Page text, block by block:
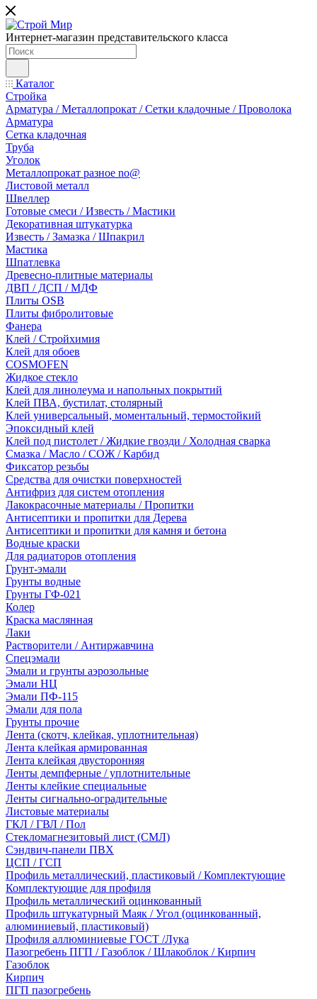
Интернет-магазин представительского класса
Каталог
Стройка
Арматура / Металлопрокат / Сетки кладочные / Проволока
Арматура
Сетка кладочная
Труба
Уголок
Металлопрокат разное no@
Листовой металл
Швеллер
Готовые смеси / Известь / Мастики
Декоративная штукатурка
Известь / Замазка / Шпакрил
Мастика
Шпатлевка
Древесно-плитные материалы
ДВП / ДСП / МДФ
Плиты OSB
Плиты фибролитовые
Фанера
Клей / Стройхимия
Клей для обоев
COSMOFEN
Жидкое стекло
Клей для линолеума и напольных покрытий
Клей ПВА, бустилат, столярный
Клей универсальный, моментальный, термостойкий
Эпоксидный клей
Клей под пистолет / Жидкие гвозди / Холодная сварка
Смазка / Масло / СОЖ / Карбид
Фиксатор резьбы
Средства для очистки поверхностей
Антифриз для систем отопления
Лакокрасочные материалы / Пропитки
Антисептики и пропитки для Дерева
Антисептики и пропитки для камня и бетона
Водные краски
Для радиаторов отопления
Грунт-эмали
Грунты водные
Грунты ГФ-021
Колер
Краска маслянная
Лаки
Растворители / Антиржавчина
Спецэмали
Эмали и грунты аэрозольные
Эмали НЦ
Эмали ПФ-115
Эмали для пола
Грунты прочие
Лента (скотч, клейкая, уплотнительная)
Лента клейкая армированная
Лента клейкая двусторонняя
Ленты демпферные / уплотнительные
Ленты клейкие специальные
Ленты сигнально-оградительные
Листовые материалы
ГКЛ / ГВЛ / Пол
Стекломагнезитовый лист (СМЛ)
Сэндвич-панели ПВХ
ЦСП / ГСП
Профиль металлический, пластиковый / Комплектующие
Комплектующие для профиля
Профиль металлический оцинкованный
Профиль штукатурный Маяк / Угол (оцинкованный,
алюминиевый, пластиковый)
Профиля аллюминиевые ГОСТ /Лука
Пазогребень ПГП / Газоблок / Шлакоблок / Кирпич
Газоблок
Кирпич
ПГП пазогребень